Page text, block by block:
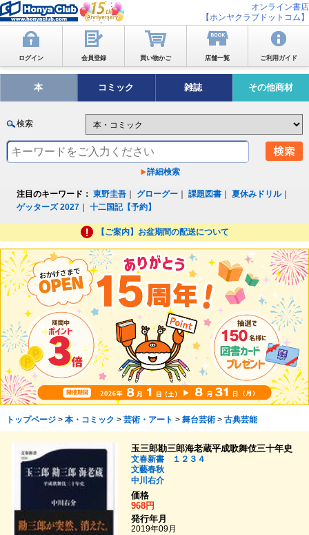
オンライン書店
【ホンヤクラブドットコム】
ログイン 会員登録 買い物かご 店舗一覧 ご利用ガイド
本 コミック 雑誌 その他商材
検索
詳細検索
注目のキーワード： 東野圭吾 グローグー ｜課題図書 ｜夏休みドリル｜
ゲッターズ 2027 ｜十二国記【予約】
【ご案内】お盆期間の配送について
トップページ> 本・コミック > 芸術・アート > 舞台芸術> 古典芸能
玉三郎勘三郎海老蔵平成歌舞伎三十年史
文春新書 １２３４
文藝春秋
中川右介
価格
968円
発行年月
2019年09月